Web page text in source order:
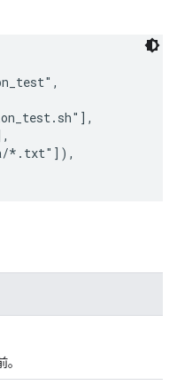
*.txt"]),